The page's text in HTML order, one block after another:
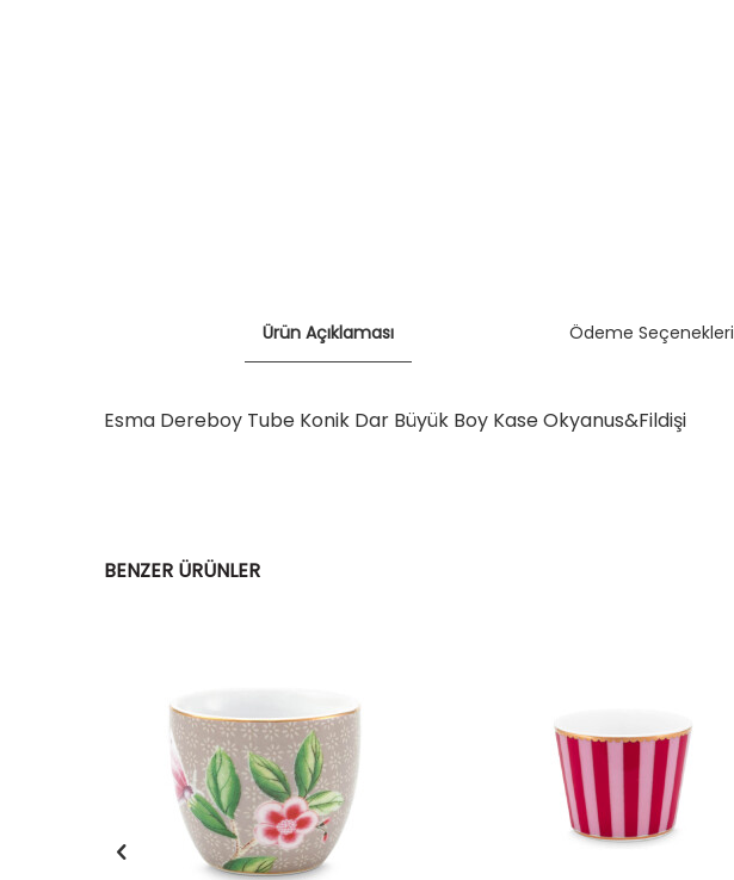
Ürün Açıklaması Ödeme Seçenekleri
Esma Dereboy Tube Konik Dar Büyük Boy Kase Okyanus&Fildişi
BENZER ÜRÜNLER